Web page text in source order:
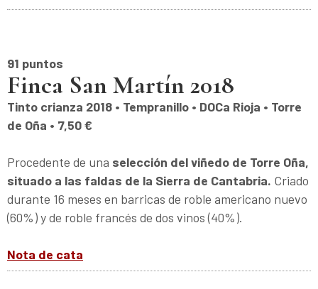
91 puntos
Finca San Martín 2018
Tinto crianza 2018 • Tempranillo • DOCa Rioja • Torre
de Oña • 7,50 €
Procedente de una selección del viñedo de Torre Oña,
situado a las faldas de la Sierra de Cantabria. Criado
durante 16 meses en barricas de roble americano nuevo
(60%) y de roble francés de dos vinos (40%).
Nota de cata